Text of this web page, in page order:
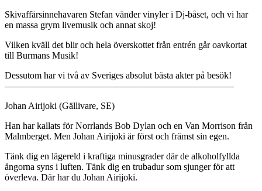
Skivaffärsinnehavaren Stefan vänder vinyler i Dj-båset, och vi har
en massa grym livemusik och annat skoj!
Vilken kväll det blir och hela överskottet från entrén går oavkortat
till Burmans Musik!
Dessutom har vi två av Sveriges absolut bästa akter på besök!
————————————————————————–
Johan Airijoki (Gällivare, SE)
Han har kallats för Norrlands Bob Dylan och en Van Morrison från
Malmberget. Men Johan Airijoki är först och främst sin egen.
Tänk dig en lägereld i kraftiga minusgrader där de alkoholfyllda
ångorna syns i luften. Tänk dig en trubadur som sjunger för att
överleva. Där har du Johan Airijoki.